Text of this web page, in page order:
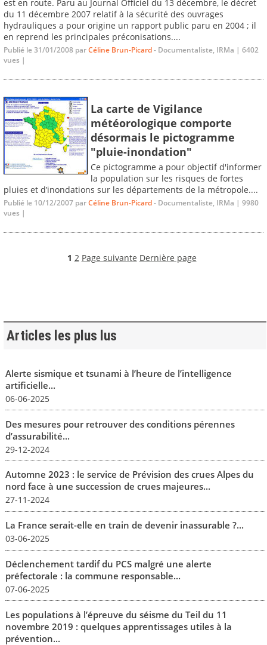
est en route. Paru au Journal Officiel du 13 décembre, le décret
du 11 décembre 2007 relatif à la sécurité des ouvrages
hydrauliques a pour origine un rapport public paru en 2004 ; il
en reprend les principales préconisations....
Publié le 31/01/2008 parCéline Brun-Picard- Documentaliste, IRMa | 6402
vues |
La carte de Vigilance
météorologique comporte
désormais le pictogramme
"pluie-inondation"
Ce pictogramme a pour objectif d'informer
la population sur les risques de fortes
pluies et d’inondations sur les départements de la métropole....
Publié le 10/12/2007 parCéline Brun-Picard- Documentaliste, IRMa | 9980
vues |
1 2 Page suivante Dernière page
Articles les plus lus
Alerte sismique et tsunami à l’heure de l’intelligence
artificielle...
06-06-2025
Des mesures pour retrouver des conditions pérennes
d’assurabilité...
29-12-2024
Automne 2023 : le service de Prévision des crues Alpes du
nord face à une succession de crues majeures...
27-11-2024
La France serait-elle en train de devenir inassurable ?...
03-06-2025
Déclenchement tardif du PCS malgré une alerte
préfectorale : la commune responsable...
07-06-2025
Les populations à l’épreuve du séisme du Teil du 11
novembre 2019 : quelques apprentissages utiles à la
prévention...